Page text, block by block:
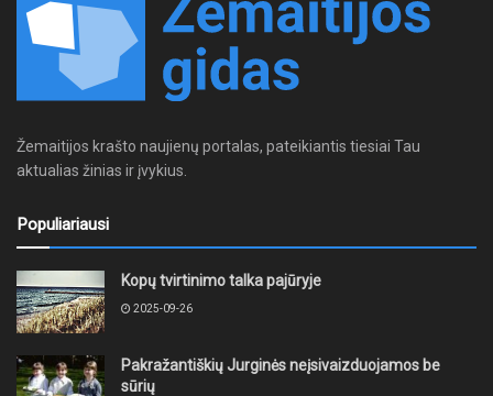
Žemaitijos krašto naujienų portalas, pateikiantis tiesiai Tau
aktualias žinias ir įvykius.
Populiariausi
Kopų tvirtinimo talka pajūryje
2025-09-26
Pakražantiškių Jurginės neįsivaizduojamos be
sūrių